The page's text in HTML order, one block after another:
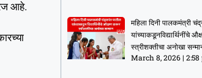
आहे.
महिला दिनी पालकमंत्री
यांच्याकडूनविद्यार्थिनींचे
स्त्रीशक्तीचा अनोखा
March 8, 2026 2:58